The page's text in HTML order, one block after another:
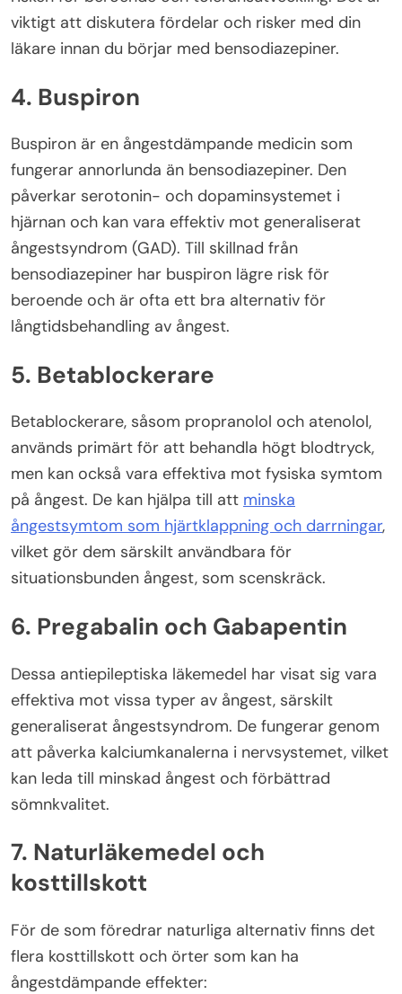
viktigt att diskutera fördelar och risker med din
läkare innan du börjar med bensodiazepiner.
4. Buspiron
Buspiron är en ångestdämpande medicin som
fungerar annorlunda än bensodiazepiner. Den
påverkar serotonin- och dopaminsystemet i
hjärnan och kan vara effektiv mot generaliserat
ångestsyndrom (GAD). Till skillnad från
bensodiazepiner har buspiron lägre risk för
beroende och är ofta ett bra alternativ för
långtidsbehandling av ångest.
5. Betablockerare
Betablockerare, såsom propranolol och atenolol,
används primärt för att behandla högt blodtryck,
men kan också vara effektiva mot fysiska symtom
på ångest. De kan hjälpa till att minska
ångestsymtom som hjärtklappning och darrningar,
vilket gör dem särskilt användbara för
situationsbunden ångest, som scenskräck.
6. Pregabalin och Gabapentin
Dessa antiepileptiska läkemedel har visat sig vara
effektiva mot vissa typer av ångest, särskilt
generaliserat ångestsyndrom. De fungerar genom
att påverka kalciumkanalerna i nervsystemet, vilket
kan leda till minskad ångest och förbättrad
sömnkvalitet.
7. Naturläkemedel och
kosttillskott
För de som föredrar naturliga alternativ finns det
flera kosttillskott och örter som kan ha
ångestdämpande effekter: